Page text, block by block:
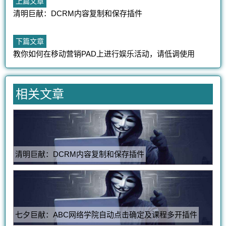
章
导
航
篇
清明巨献：DCRM内容复制和保存插件
下篇文章
篇
文
章：
教你如何在移动营销PAD上进行娱乐活动，请低调使用
相关文章
清明巨献：DCRM内容复制和保存插件
七夕巨献：ABC网络学院自动点击确定及课程多开插件